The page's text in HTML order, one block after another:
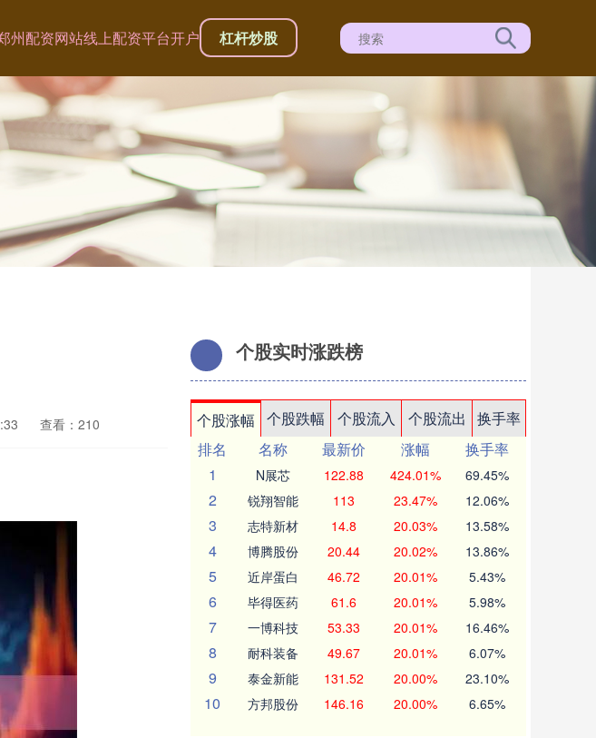
州配资网站线上配资平台开户 杠杆炒股
查看：210
个股实时涨跌榜
个股涨幅 个股跌幅 个股流入 个股流出
换手率
排名
名称 最新价 涨幅
换手率
1
N展芯 122.88 424.01% 69.45%
2 锐翔智能 113 23.47% 12.06%
3 志特新材 14.8 20.03% 13.58%
4 博腾股份 20.44 20.02% 13.86%
5 近岸蛋白 46.72 20.01% 5.43%
6 毕得医药 61.6 20.01% 5.98%
7 一博科技 53.33 20.01% 16.46%
8 耐科装备 49.67 20.01% 6.07%
9 泰金新能 131.52 20.00% 23.10%
10 方邦股份 146.16 20.00% 6.65%